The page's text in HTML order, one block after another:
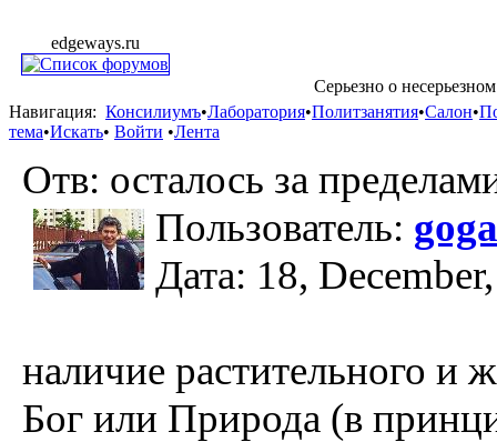
edgeways.ru
Серьезно о
Навигация: Консилиумъ•Лаборатория•Политзанятия•Салон•
тема•Искать• Войти •Лента
Отв: осталось за
Пользователь:
Дата: 18,
наличие растительного и
Бог или Природа (в